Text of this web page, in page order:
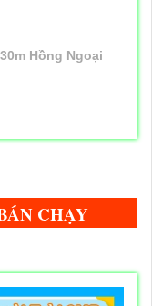
Hồng Ngoại
CHẠY